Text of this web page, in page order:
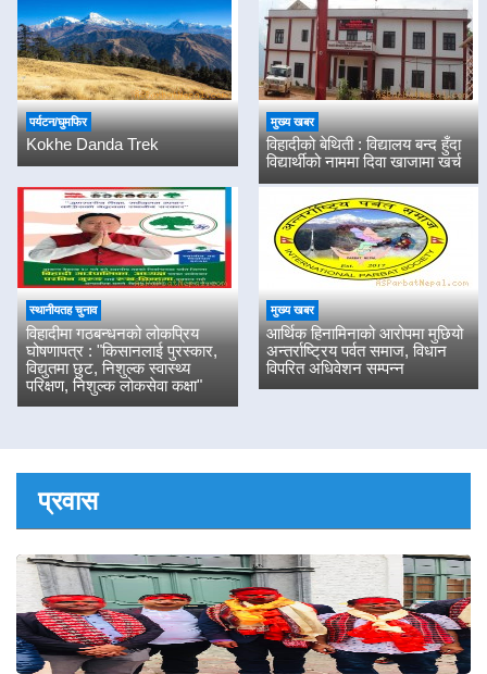
संस्था भावनाले होइन, विधानले चल्ने हो
पर्यटन/घुमफिर
Kokhe Danda Trek
मुख्य खबर
विहादीको बेथिती : विद्यालय बन्द हुँदा
विद्यार्थीको नाममा दिवा खाजामा खर्च
घोषणापत्र : "किसानलाई पुरस्कार,
विद्युतमा छुट, निशुल्क स्वास्थ्य
परिक्षण, निशुल्क लोकसेवा कक्षा"
अन्तर्राष्ट्रिय पर्वत समाज, विधान
विपरित अधिवेशन सम्पन्न